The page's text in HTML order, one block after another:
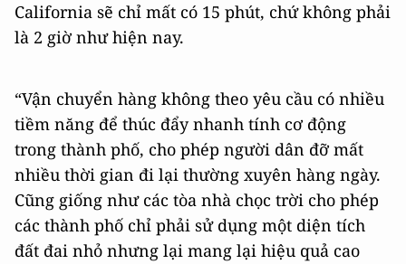
California sẽ chỉ mất có 15 phút, chứ không phải
là 2 giờ như hiện nay.
“Vận chuyển hàng không theo yêu cầu có nhiều
tiềm năng để thúc đẩy nhanh tính cơ động
trong thành phố, cho phép người dân đỡ mất
nhiều thời gian đi lại thường xuyên hàng ngày.
Cũng giống như các tòa nhà chọc trời cho phép
các thành phố chỉ phải sử dụng một diện tích
đất đai nhỏ nhưng lại mang lại hiệu quả cao